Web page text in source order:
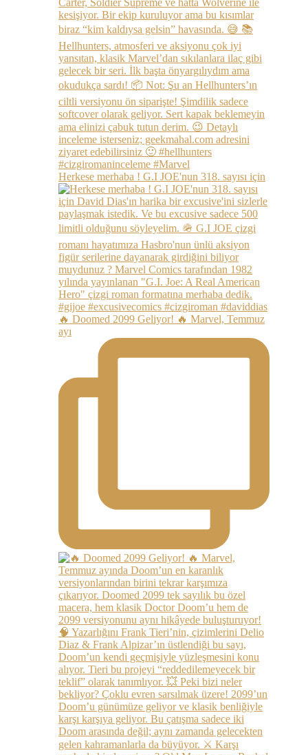
Herkese merhaba ! G.I JOE'nun 318. sayısı için
🔥 Doomed 2099 Geliyor! 🔥 Marvel, Temmuz
ayı